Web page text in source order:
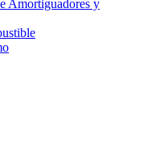
Amortiguadores y